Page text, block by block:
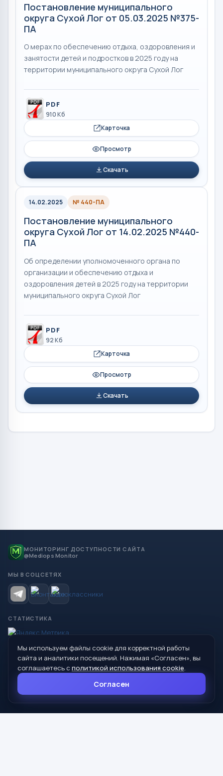
Постановление муниципального
округа Сухой Лог от 05.03.2025 №375-
ПА
О мерах по обеспечению отдыха, оздоровления и
занятости детей и подростков в 2025 году на
территории муниципального округа Сухой Лог
PDF
910 Кб
Карточка
Просмотр
Скачать
14.02.2025 № 440-ПА
Постановление муниципального
округа Сухой Лог от 14.02.2025 №440-
ПА
Об определении уполномоченного органа по
организации и обеспечению отдыха и
оздоровления детей в 2025 году на территории
муниципального округа Сухой Лог
PDF
92 Кб
Карточка
Просмотр
Скачать
МОНИТОРИНГ ДОСТУПНОСТИ САЙТА
@Mediops Monitor
МЫ В СОЦСЕТЯХ
СТАТИСТИКА
© 2026 Управление образования Администрации МО
Сухой Лог
624800, Свердловская область, г. Сухой Лог, ул. Кирова, дом 7
8 (34373) 4-33-85
Мы используем файлы cookie для корректной работы
сайта и аналитики посещений. Нажимая «Согласен», вы
соглашаетесь с политикой использования cookie.
Согласен